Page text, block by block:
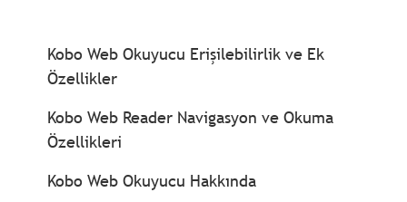
Kobo Web Okuyucu Erişilebilirlik ve Ek
Özellikler
Kobo Web Reader Navigasyon ve Okuma
Özellikleri
Kobo Web Okuyucu Hakkında